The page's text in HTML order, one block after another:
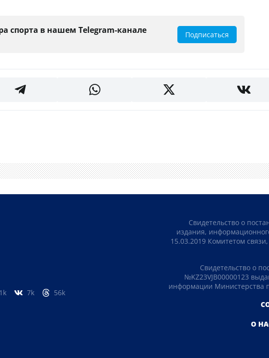
спорта в нашем Telegram-канале Подписаться
1k 7k 56k
Свидетельство о
издания,
15.03.2019 Комитетом
Свидетельство о
№KZ23VJB00000123
информации Министерства
О